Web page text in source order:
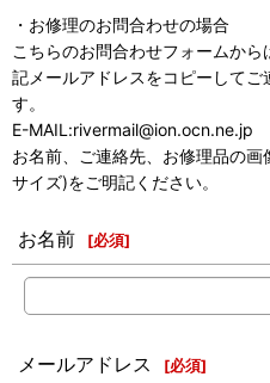
・お修理のお問合わせの場合
こちらのお問合わせフォームか
記メールアドレスをコピーして
す。
E-MAIL:rivermail@ion.ocn.ne.jp
お名前、ご連絡先、お修理品の
サイズ)をご明記ください。
お名前 [必須]
メールアドレス [必須]